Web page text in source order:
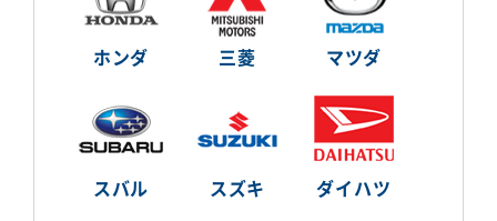
ホンダ 三菱 マツダ
スバル スズキ ダイハツ